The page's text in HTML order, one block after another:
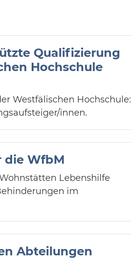
Qualifizierung
Hochschule
Westfälischen Hochschule:
innen.
die WfbM
Lebenshilfe
im
Abteilungen